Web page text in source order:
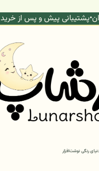
•پشتیبانی پیش و پس از خرید
رنگی نوشت‌افزار